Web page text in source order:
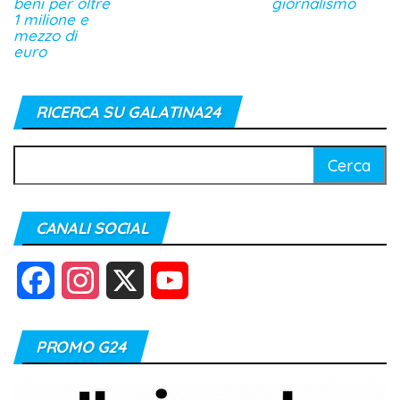
1 milione e
mezzo di
euro
RICERCA SU GALATINA24
per:
CANALI SOCIAL
c s
t
PROMO G24